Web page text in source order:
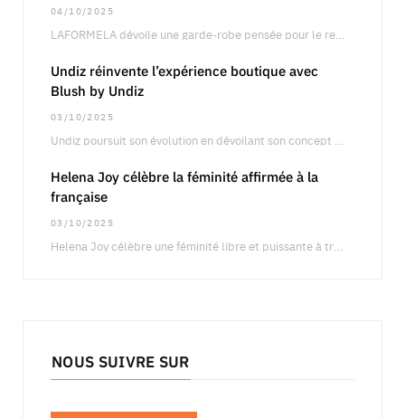
04/10/2025
Undiz réinvente l’expérience boutique avec
Blush by Undiz
03/10/2025
Helena Joy célèbre la féminité affirmée à la
française
03/10/2025
NOUS SUIVRE SUR